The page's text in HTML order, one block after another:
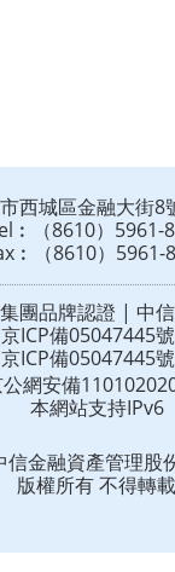
西城區金融大街8
（8610）5961-
（8610）5961-
團品牌認證 | 中
京ICP備05047445
京ICP備05047445
網安備
本網站支持IPv6
金融資產管理股
版權所有 不得轉載